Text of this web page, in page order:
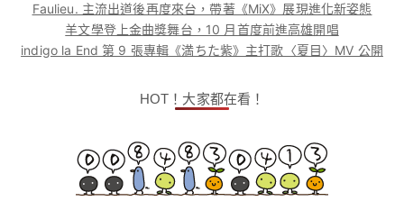
Faulieu. 主流出道後再度來台，帶著《MiX》展現進化新姿態
羊文學登上金曲獎舞台，10 月首度前進高雄開唱
indigo la End 第 9 張專輯《満ちた紫》主打歌〈夏目〉MV 公開
HOT！大家都在看！